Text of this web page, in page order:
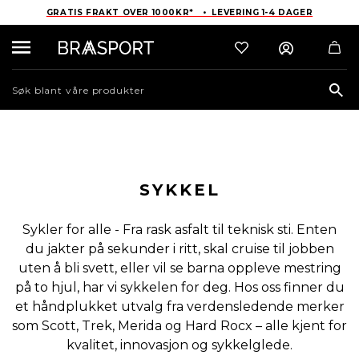
GRATIS FRAKT OVER 1000KR* • LEVERING 1-4 DAGER
SYKKEL
Sykler for alle - Fra rask asfalt til teknisk sti. Enten
du jakter på sekunder i ritt, skal cruise til jobben
uten å bli svett, eller vil se barna oppleve mestring
på to hjul, har vi sykkelen for deg. Hos oss finner du
et håndplukket utvalg fra verdensledende merker
som Scott, Trek, Merida og Hard Rocx – alle kjent for
kvalitet, innovasjon og sykkelglede.